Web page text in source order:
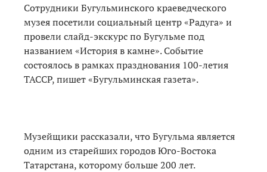
Сотрудники Бугульминского краеведческого
музея посетили социальный центр «Радуга» и
провели слайд-экскурс по Бугульме под
названием «История в камне». Событие
состоялось в рамках празднования 100-летия
ТАССР, пишет «Бугульминская газета».
Музейщики рассказали, что Бугульма является
одним из старейших городов Юго-Востока
Татарстана, которому больше 200 лет.